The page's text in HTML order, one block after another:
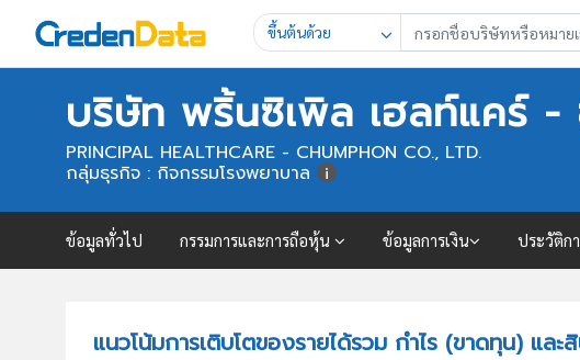
ขึ้นต้นด้วย
บริษัท พริ้นซิเพิล เฮลท์แคร์
PRINCIPAL HEALTHCARE - CHUMPHON CO., LTD.
กลุ่มธุรกิจ : กิจกรรมโรงพยาบาล
ข้อมูลทั่วไป กรรมการและการถือหุ้น ข้อมูลการเงิน ประวัติก
แนวโน้มการเติบโตของรายได้รวม กำไร (ขาดทุน)